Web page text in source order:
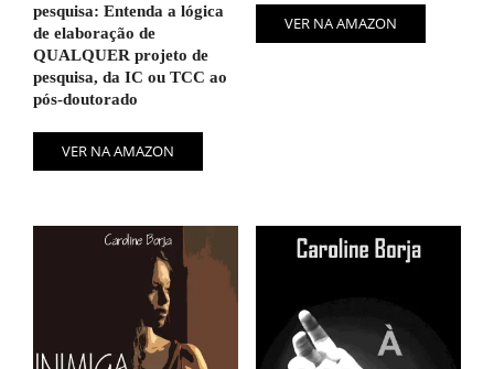
pesquisa: Entenda a lógica
de elaboração de
QUALQUER projeto de
pesquisa, da IC ou TCC ao
pós-doutorado
VER NA AMAZON
VER NA AMAZON